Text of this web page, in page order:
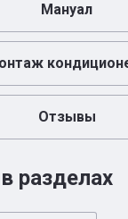
Мануал
Отзывы
разделах